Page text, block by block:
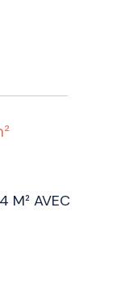
M² AVEC